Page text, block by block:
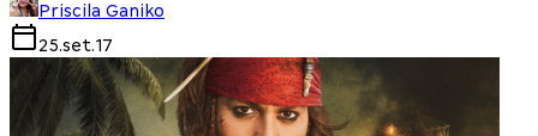
Priscila Ganiko
25.set.17